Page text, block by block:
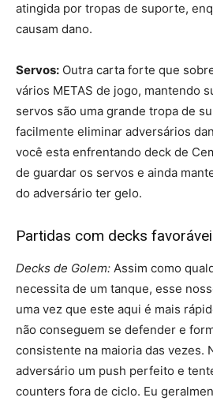
atingida por tropas de suporte,
causam dano.
Servos: Outra carta forte que
vários METAS de jogo, mantendo
servos são uma grande tropa de
facilmente eliminar adversários
você esta enfrentando deck de
de guardar os servos e ainda
do adversário ter gelo.
Partidas com decks
Decks de Golem: Assim como
necessita de um tanque, esse
uma vez que este aqui é mais
não conseguem se defender e
consistente na maioria das vezes.
adversário um push perfeito e
counters fora de ciclo. Eu